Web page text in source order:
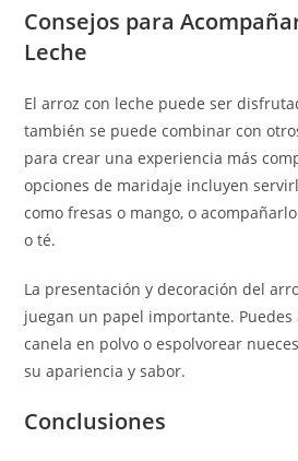
Consejos para
Leche
El arroz con leche puede ser
también se puede combinar con
para crear una experiencia más
opciones de maridaje incluyen
como fresas o mango, o
o té.
La presentación y decoración del
juegan un papel importante.
canela en polvo o espolvorear
su apariencia y sabor.
Conclusiones